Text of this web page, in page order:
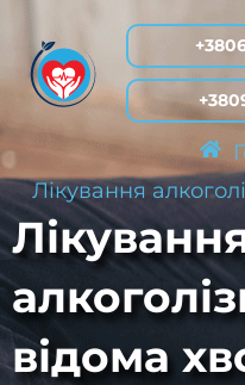
вмісту
Лікування
відома